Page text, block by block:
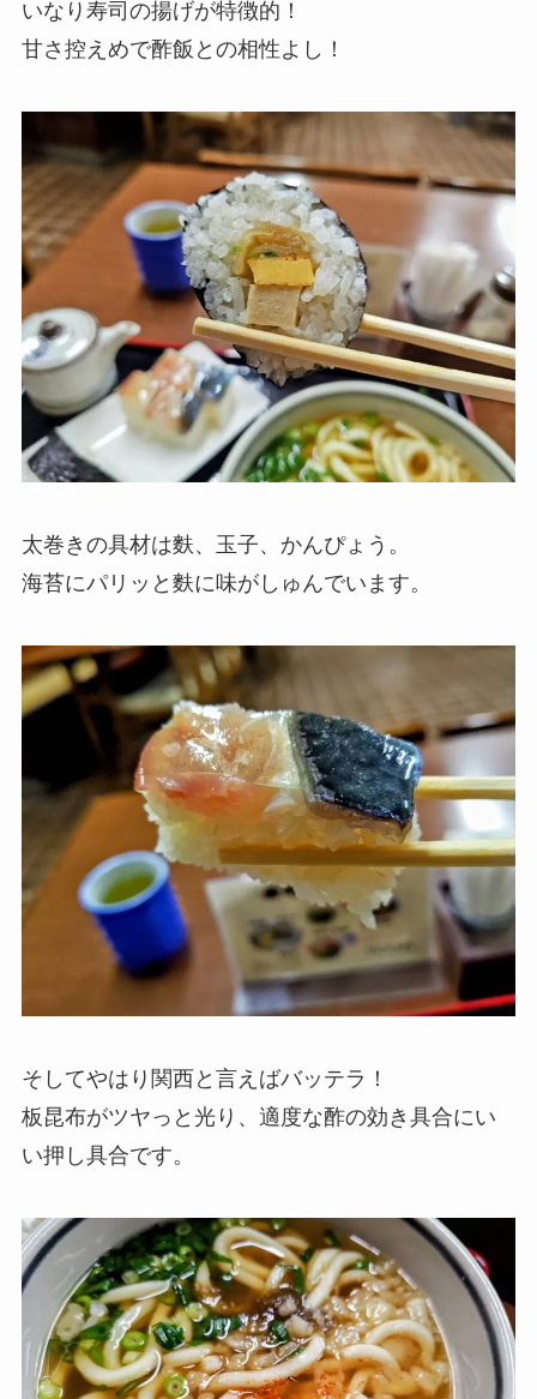
いなり寿司の揚げが特徴的！
甘さ控えめで酢飯との相性よし！
太巻きの具材は麩、玉子、かんぴょう。
海苔にパリッと麩に味がしゅんでいます。
そしてやはり関西と言えばバッテラ！
板昆布がツヤっと光り、適度な酢の効き具合にい
い押し具合です。